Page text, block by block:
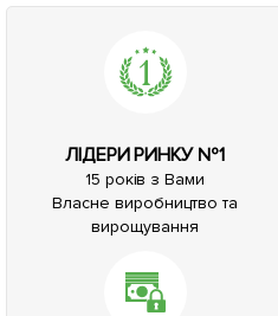
ЛІДЕРИ РИНКУ №1
15 років з Вами
Власне виробництво та
вирощування